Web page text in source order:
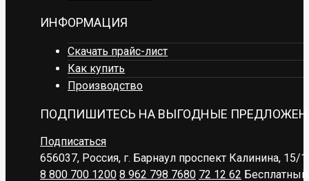
ИНФОРМАЦИЯ
Скачать прайс-лист
Как купить
Производство
ПОДПИШИТЕСЬ НА ВЫГОДНЫЕ
Подписаться
656037, Россия, г. Барнаул проспект Калинина, 15/1
8 800 700 1200 8 962 798 7680 72 12 62